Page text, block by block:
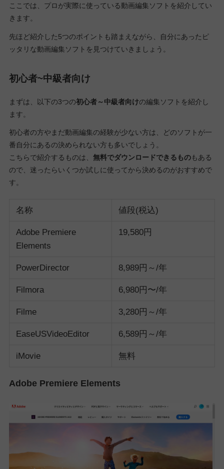
ここでは、プロが実際に使っている動画編集ソフトを紹介してい
きます。
先ほど紹介した5つのポイントも踏まえながら、自分にあったピ
ッタリな動画編集ソフトを見つけていきましょう。
初心者~中級者向け
まずは、以下の3つの初心者～中級者向けの編集ソフトを紹介し
ます。
初心者の方やまだ動画編集の経験が少ない方は、どのソフトが一
番自分にあるの決められない方も多いでしょう。
こちらで紹介するものは、 無料でダウンロードできるものもある
ので、迷ったらいくつか試しに使ってから決めるのがおすすめで
す。
名称 値段(税込)
Adobe Premiere
Elements
19,580円
PowerDirector 8,989円～/年
Filmora 6,980円〜/年
Filme 3,280円～/年
EaseUSVideoEditor 6,589円～/年
iMovie 無料
Adobe Premiere Elements